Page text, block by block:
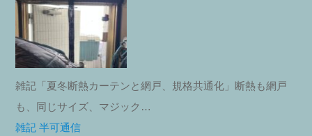
雑記「夏冬断熱カーテンと網戸、規格共通化」断熱も網戸
も、同じサイズ、マジック…
雑記 半可通信